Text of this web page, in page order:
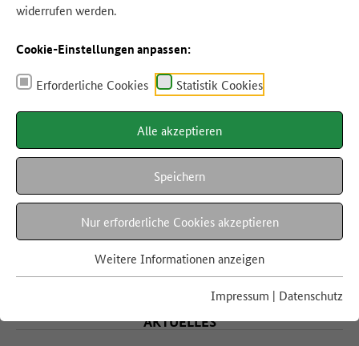
widerrufen werden.
Cookie-Einstellungen anpassen:
Erforderliche Cookies Statistik Cookies
Alle akzeptieren
Speichern
Nur erforderliche Cookies akzeptieren
Weitere Informationen anzeigen
Impressum | Datenschutz
Zu gut für die Tonne!-App
Jetzt App herunterladen
und leckere Reste-
Rezepte finden.
mehr erfahren
AKTUELLES